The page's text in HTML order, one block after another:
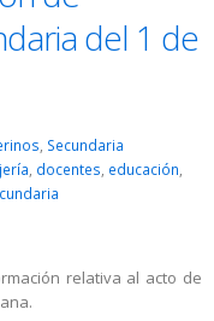
del 1 de
Secundaria
, docentes, educación,
relativa al acto de